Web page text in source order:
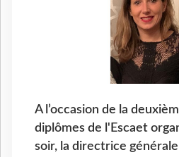
A l’occasion de la
diplômes de l'Escaet
soir, la directrice